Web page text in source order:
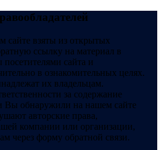
сайте взяты из открытых
ссылку на материал в
сайта и
в ознакомительных целях.
их владельцам.
за содержание
Вы обнаружили на нашем сайте
авторские права,
компании или организации,
через форму обратной связи.